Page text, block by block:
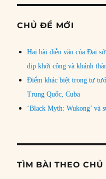
CHỦ ĐỀ MỚI
Hai bài diễn văn của Đại
dịp khởi công và khánh
Điểm khác biệt trong tư
Trung Quốc, Cuba
‘Black Myth: Wukong’ và
TÌM BÀI THEO CHỦ